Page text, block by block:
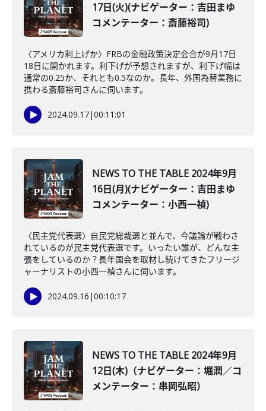
17日(火)(ナビゲーター：吉田まゆ
コメンテーター：斎藤裕司)
〈アメリカ利上げか〉FRBの金融政策決定会合が9月17日
18日に開かれます。利下げが予想されますが、利下げ幅は
通常の0.25か、それとも0.5なのか。長年、外国為替業務に
携わる斎藤裕司さんに伺います。
2024.09.17|00:11:01
NEWS TO THE TABLE 2024年9月
16日(月)(ナビゲーター：吉田まゆ
コメンテーター：小西一禎)
〈民主党代表選〉自民党総裁選と並んで、今議論が戦わさ
れているのが民主党代表選です。いったい誰が、どんな主
張をしているのか？長年国会を取材し続けてきたフリージ
ャーナリストの小西一禎さんに伺います。
2024.09.16 |00:10:17
NEWS TO THE TABLE 2024年9月
12日(木)（ナビゲーター：堀潤／コ
メンテーター：串岡弘昭）